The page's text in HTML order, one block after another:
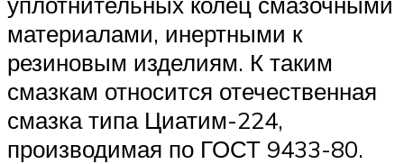
материалами, инертными к
резиновым изделиям. К таким
смазкам относится отечественная
смазка типа Циатим-224,
производимая по ГОСТ 9433-80.